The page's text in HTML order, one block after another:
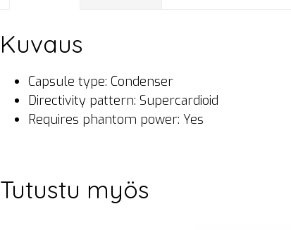
Kuvaus
Capsule type: Condenser
Directivity pattern: Supercardioid
Requires phantom power: Yes
Tutustu myös